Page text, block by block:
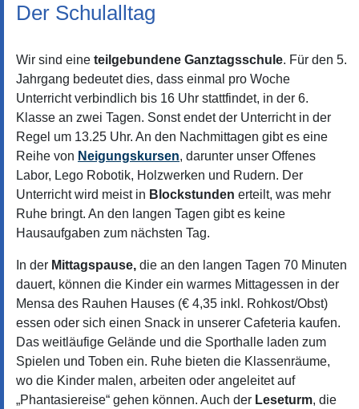
Der Schulalltag
Wir sind eine teilgebundene Ganztagsschule. Für den 5.
Jahrgang bedeutet dies, dass einmal pro Woche
Unterricht verbindlich bis 16 Uhr stattfindet, in der 6.
Klasse an zwei Tagen. Sonst endet der Unterricht in der
Regel um 13.25 Uhr. An den Nachmittagen gibt es eine
Reihe von Neigungskursen, darunter unser Offenes
Labor, Lego Robotik, Holzwerken und Rudern. Der
Unterricht wird meist in Blockstunden erteilt, was mehr
Ruhe bringt. An den langen Tagen gibt es keine
Hausaufgaben zum nächsten Tag.
In der Mittagspause, die an den langen Tagen 70 Minuten
dauert, können die Kinder ein warmes Mittagessen in der
Mensa des Rauhen Hauses (€ 4,35 inkl. Rohkost/Obst)
essen oder sich einen Snack in unserer Cafeteria kaufen.
Das weitläufige Gelände und die Sporthalle laden zum
Spielen und Toben ein. Ruhe bieten die Klassenräume,
wo die Kinder malen, arbeiten oder angeleitet auf
„Phantasiereise“ gehen können. Auch der Leseturm, die